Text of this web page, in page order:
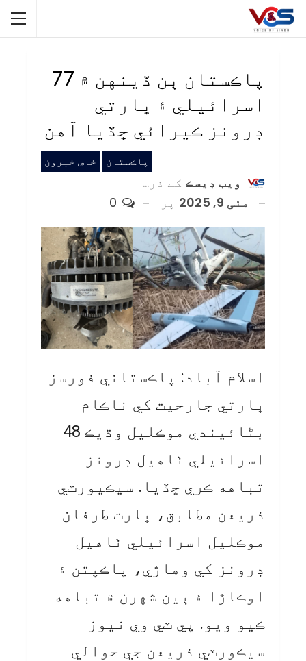
پاڪستان ٻن ڏينهن ۾ 77
اسرائيلي ۽ ڀارتي
ڊرونز ڪيرائي ڇڏيا آهن
پاڪستان خاص خبرون
ويب ڊيسڪ کے ذریعہ
مئی 9, 2025
پر
اسلام آباد: پاڪستاني فورسز
ڀارتي جارحيت کي ناڪام
بڻائيندي موڪليل وڌيڪ 48
اسرائيلي ٺاهيل ڊرونز
تباهه ڪري ڇڏيا. سيڪيورٽي
ذريعن مطابق، ڀارت طرفان
موڪليل اسرائيلي ٺاهيل
ڊرونز کي وهاڙي، پاڪپتن ۽
اوڪاڙا ۽ ٻين شهرن ۾ تباهه
ڪيو ويو. پي ٽي وي نيوز
سيڪورٽي ذريعن جي حوالي